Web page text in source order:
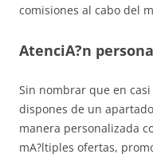
comisiones al cabo del
AtenciA?n
Sin nombrar que en
dispones de un
manera personalizada
mA?ltiples ofertas,